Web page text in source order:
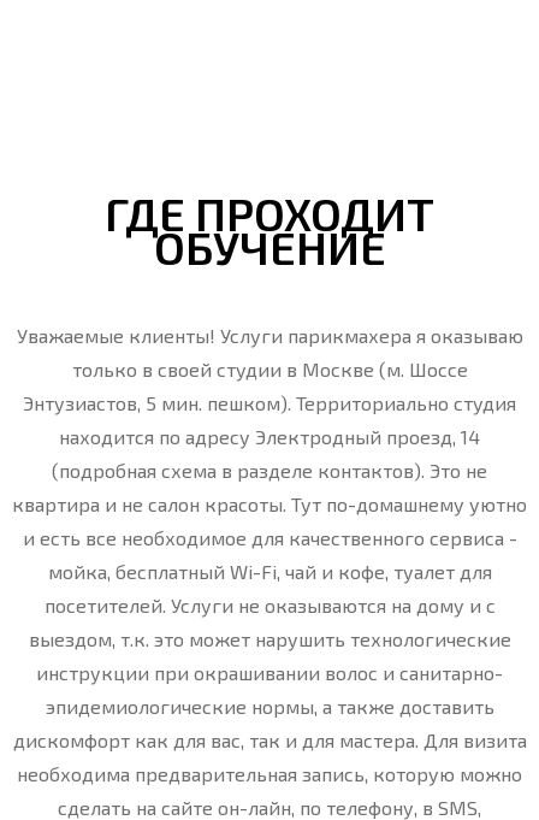
ГДЕ ПРОХОДИТ
ОБУЧЕНИЕ
Уважаемые клиенты! Услуги парикмахера я оказываю
только в своей студии в Москве (м. Шоссе
Энтузиастов, 5 мин. пешком). Территориально студия
находится по адресу Электродный проезд, 14
(подробная схема в разделе контактов). Это не
квартира и не салон красоты. Тут по-домашнему уютно
и есть все необходимое для качественного сервиса -
мойка, бесплатный Wi-Fi, чай и кофе, туалет для
посетителей. Услуги не оказываются на дому и с
выездом, т.к. это может нарушить технологические
инструкции при окрашивании волос и санитарно-
эпидемиологические нормы, а также доставить
дискомфорт как для вас, так и для мастера. Для визита
необходима предварительная запись, которую можно
сделать на сайте он-лайн, по телефону, в SMS,